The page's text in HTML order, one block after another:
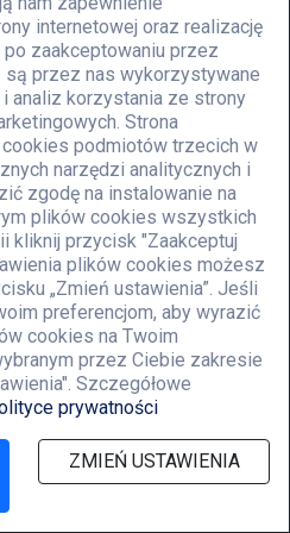
internetowej oraz realizację
zaakceptowaniu przez
przez nas wykorzystywane
analiz korzystania ze strony
Strona
podmiotów trzecich w
narzędzi analitycznych i
zgodę na instalowanie na
plików cookies wszystkich
kliknij przycisk "Zaakceptuj
plików cookies możesz
„Zmień ustawienia”. Jeśli
preferencjom, aby wyrazić
cookies na Twoim
przez Ciebie zakresie
Szczegółowe
prywatności
ZMIEŃ USTAWIENIA
przez nas trwałe ,mocne
– olejoodporna pokrywająca górne
szuflad stanowi dodatkowe
w serwisie samochodowym.
wtryskiwaczy .
narzędziowe z KRUGERQ wykonane są z
1,5 mm. Ich konstrukcje po przejściu
przed korozją zostają poddane
w standardowych kolorach
– olejoodporna pokrywająca górne